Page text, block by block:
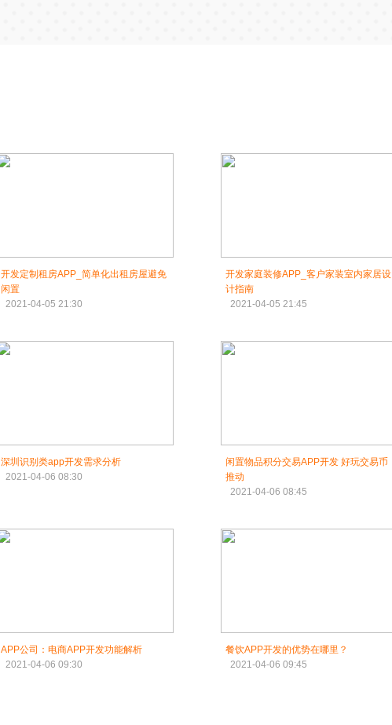
开发定制租房APP_简单化出租房屋避免
闲置
2021-04-05 21:30
开发家庭装修APP_客户家装室内家居设
计指南
2021-04-05 21:45
深圳识别类app开发需求分析
2021-04-06 08:30
闲置物品积分交易APP开发 好玩交易币
推动
2021-04-06 08:45
APP公司：电商APP开发功能解析
2021-04-06 09:30
餐饮APP开发的优势在哪里？
2021-04-06 09:45